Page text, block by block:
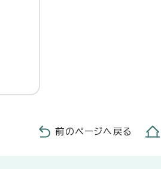
前のページへ戻る